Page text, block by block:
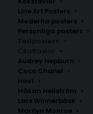
Line Art Posters
Moderna posters
Personliga posters
Textposters
Citattavlor
Audrey Hepburn
Coco Chanel
Hov1
Håkan Hellström
Lars Winnerbäck
Marilyn Monroe